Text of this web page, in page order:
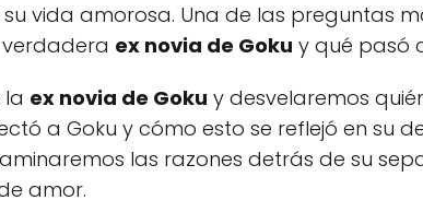
vida amorosa. Una de las preguntas
ex novia de Goku y qué pasó
ex novia de Goku y desvelaremos
a Goku y cómo esto se reflejó en su
las razones detrás de su
amor.